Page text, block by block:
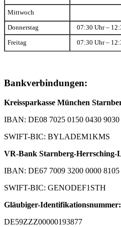
Mittwoch
Donnerstag 07:30 Uhr –
Freitag 07:30 Uhr –
Bankverbindungen:
Kreissparkasse München
IBAN: DE08 7025 0150 0430 9030
SWIFT-BIC: BYLADEM1KMS
VR-Bank Starnberg-Herrsching-
IBAN: DE67 7009 3200 0000 8105
SWIFT-BIC: GENODEF1STH
Gläubiger-Identifikationsnummer:
DE59ZZZ00000193877